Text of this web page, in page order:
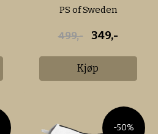
PS of Sweden
499,- 349,-
Kjøp
-50%